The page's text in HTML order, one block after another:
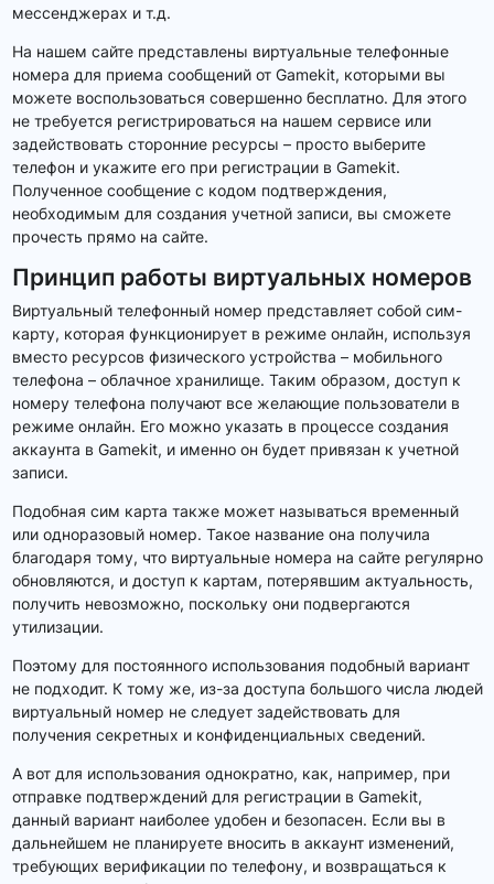
мессенджерах и т.д.
На нашем сайте представлены виртуальные телефонные
номера для приема сообщений от Gamekit, которыми вы
можете воспользоваться совершенно бесплатно. Для этого
не требуется регистрироваться на нашем сервисе или
задействовать сторонние ресурсы – просто выберите
телефон и укажите его при регистрации в Gamekit.
Полученное сообщение с кодом подтверждения,
необходимым для создания учетной записи, вы сможете
прочесть прямо на сайте.
Принцип работы виртуальных номеров
Виртуальный телефонный номер представляет собой сим-
карту, которая функционирует в режиме онлайн, используя
вместо ресурсов физического устройства – мобильного
телефона – облачное хранилище. Таким образом, доступ к
номеру телефона получают все желающие пользователи в
режиме онлайн. Его можно указать в процессе создания
аккаунта в Gamekit, и именно он будет привязан к учетной
записи.
Подобная сим карта также может называться временный
или одноразовый номер. Такое название она получила
благодаря тому, что виртуальные номера на сайте регулярно
обновляются, и доступ к картам, потерявшим актуальность,
получить невозможно, поскольку они подвергаются
утилизации.
Поэтому для постоянного использования подобный вариант
не подходит. К тому же, из-за доступа большого числа людей
виртуальный номер не следует задействовать для
получения секретных и конфиденциальных сведений.
А вот для использования однократно, как, например, при
отправке подтверждений для регистрации в Gamekit,
данный вариант наиболее удобен и безопасен. Если вы в
дальнейшем не планируете вносить в аккаунт изменений,
требующих верификации по телефону, и возвращаться к